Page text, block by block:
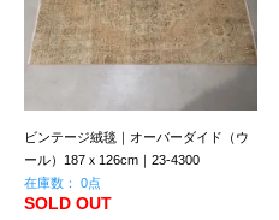
ビンテージ絨毯｜オーバーダイド（ウ
ール）187ｘ126cm｜23-4300
在庫数： 0点
SOLD OUT